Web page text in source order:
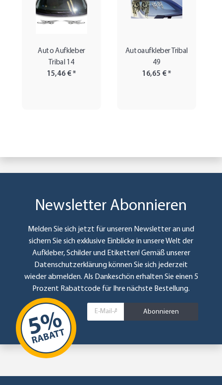
Auto Aufkleber
Tribal 14
15,46 €*
Autoaufkleber Tribal
49
16,65 €*
Newsletter Abonnieren
Melden Sie sich jetzt für unseren Newsletter an und
sichern Sie sich exklusive Einblicke in unsere Welt der
Aufkleber, Schilder und Etiketten! Gemäß unserer
Datenschutzerklärungkönnen Sie sich jederzeit
wieder abmelden. Als Dankeschön erhalten Sie einen 5
Prozent Rabattcode für Ihre nächste Bestellung.
Abonnieren